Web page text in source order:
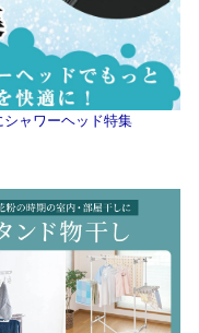
シャワーヘッド特集